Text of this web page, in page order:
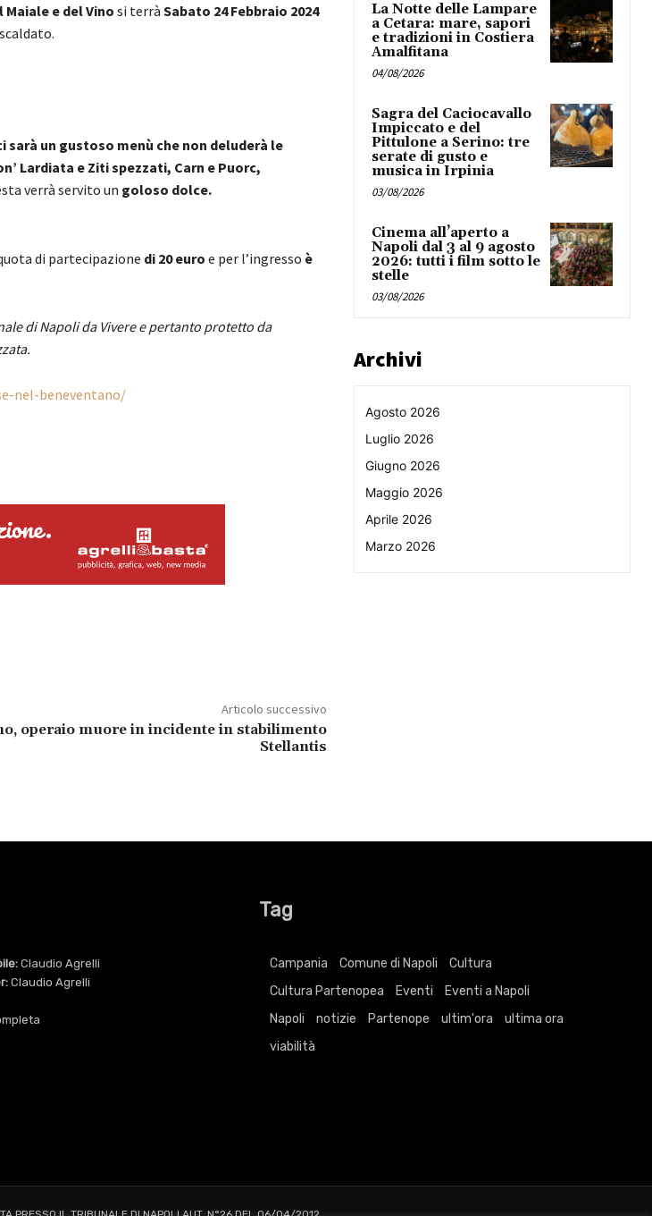
Maiale e del Vino si terrà Sabato 24 Febbraio 2024
sarà un gustoso menù che non deluderà le
Lardiata e Ziti spezzati, Carn e Puorc,
verrà servito un goloso dolce.
di partecipazione di 20 euro e per l’ingresso è
di Napoli da Vivere e pertanto protetto da
nel-beneventano/
Articolo successivo
operaio muore in incidente in stabilimento
Stellantis
La Notte delle Lampare
a Cetara: mare, sapori
e tradizioni in Costiera
Amalfitana
04/08/2026
Sagra del Caciocavallo
Impiccato e del
Pittulone a Serino: tre
serate di gusto e
musica in Irpinia
03/08/2026
Cinema all’aperto a
Napoli dal 3 al 9 agosto
2026: tutti i film sotto le
stelle
03/08/2026
Archivi
Agosto 2026
Luglio 2026
Giugno 2026
Maggio 2026
Aprile 2026
Marzo 2026
Claudio Agrelli
Claudio Agrelli
Tag
Campania Comune di Napoli
Cultura
Cultura Partenopea
Eventi
Eventi a Napoli
Napoli
notizie Partenope ultim'ora
ultima ora
viabilità